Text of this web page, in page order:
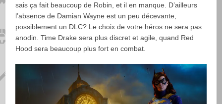
sais ça fait beaucoup de Robin, et il en manque. D’ailleurs
l’absence de Damian Wayne est un peu décevante,
possiblement un DLC? Le choix de votre héros ne sera pas
anodin. Time Drake sera plus discret et agile, quand Red
Hood sera beaucoup plus fort en combat.